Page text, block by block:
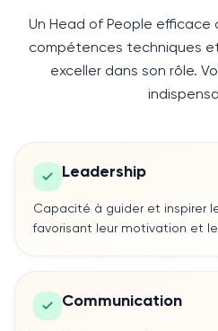
Un Head of People
compétences techniques
exceller dans son rôle.
Leadership
Capacité à guider et inspirer
favorisant leur motivation et
Communication